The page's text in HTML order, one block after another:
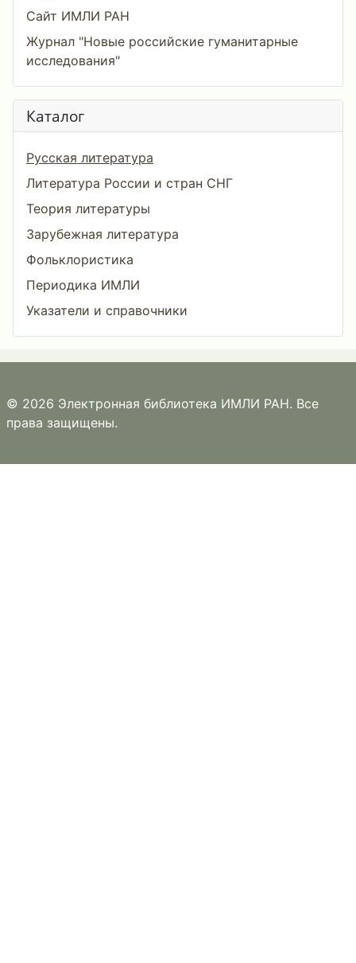
Сайт ИМЛИ РАН
Журнал "Новые российские гуманитарные
исследования"
Каталог
Русская литература
Литература России и стран СНГ
Теория литературы
Зарубежная литература
Фольклористика
Периодика ИМЛИ
Указатели и справочники
© 2026 Электронная библиотека ИМЛИ РАН. Все
права защищены.